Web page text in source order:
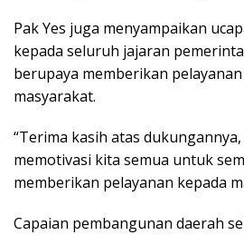
Pak Yes juga menyampaikan
kepada seluruh jajaran
berupaya memberikan
masyarakat.
“Terima kasih atas
memotivasi kita semua untuk
memberikan pelayanan kepada
Capaian pembangunan daerah